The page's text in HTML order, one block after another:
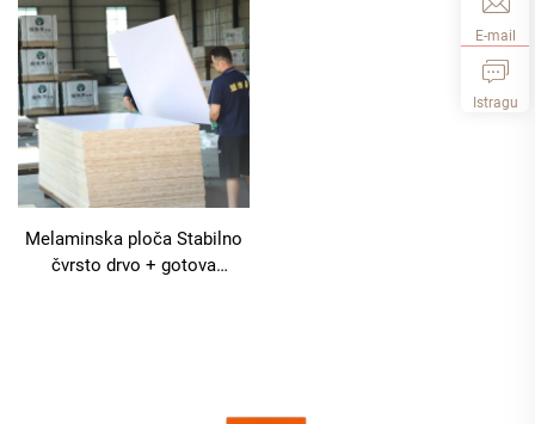
Melaminska ploča Stabilno
čvrsto drvo + gotova
E-mail
Istragu